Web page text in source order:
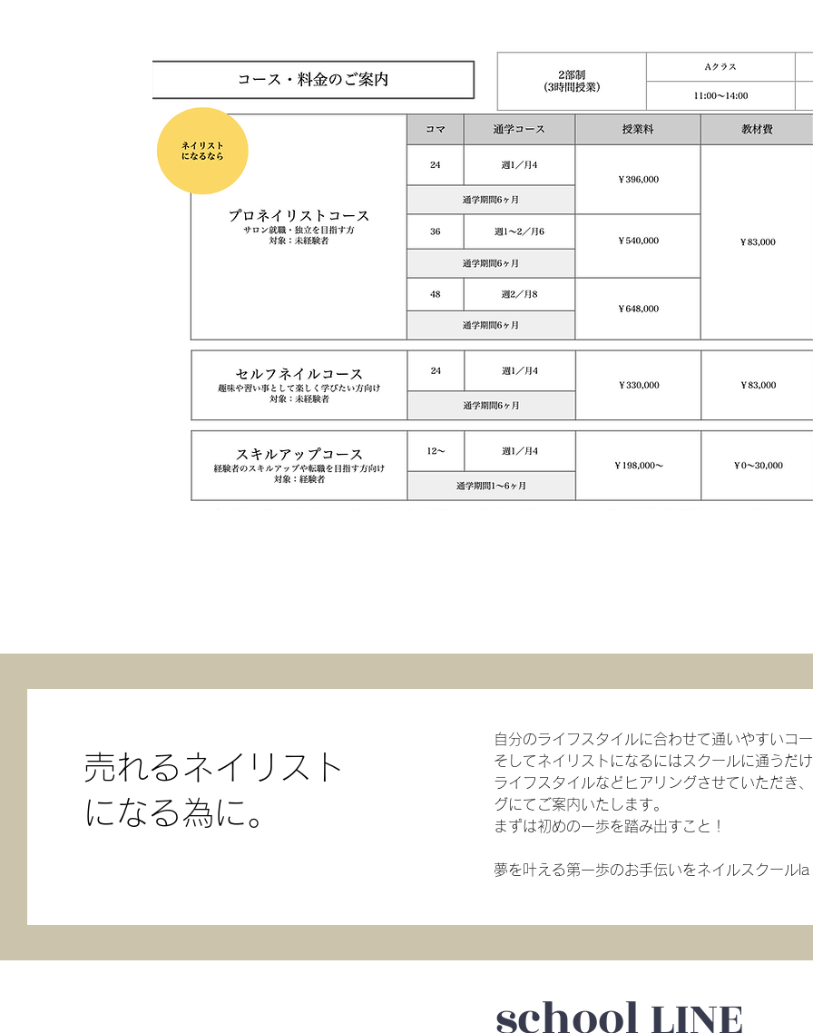
​売れるネイリスト
になる為に。
自分のライフスタイルに合わせて通いやすいコ
そしてネイリストになるにはスクールに通うだ
ライフスタイルなどヒアリングさせていただき
グにてご案内いたします。
​まずは初めの一歩を踏み出すこと！
夢を叶える第一歩のお手伝いをネイルスクール
school LINE